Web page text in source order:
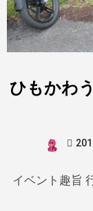
ひもかわ
イベント趣旨